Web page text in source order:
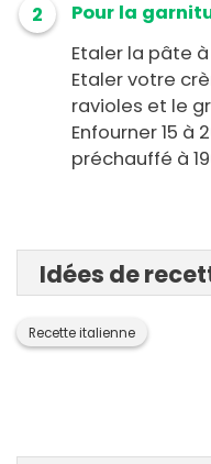
2
Pour la
Etaler la pâte à
Etaler votre
ravioles et le
Enfourner 15 à
préchauffé à
Idées de
Recette italienne